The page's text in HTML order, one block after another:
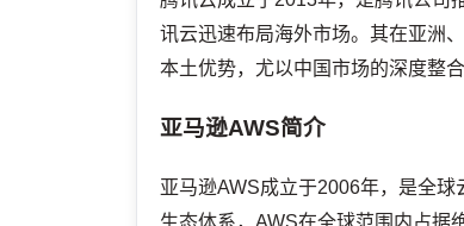
讯云迅速布局海外市场。其在亚洲
本土优势，尤以中国市场的深度整合
亚马逊AWS简介
亚马逊AWS成立于2006年，是全